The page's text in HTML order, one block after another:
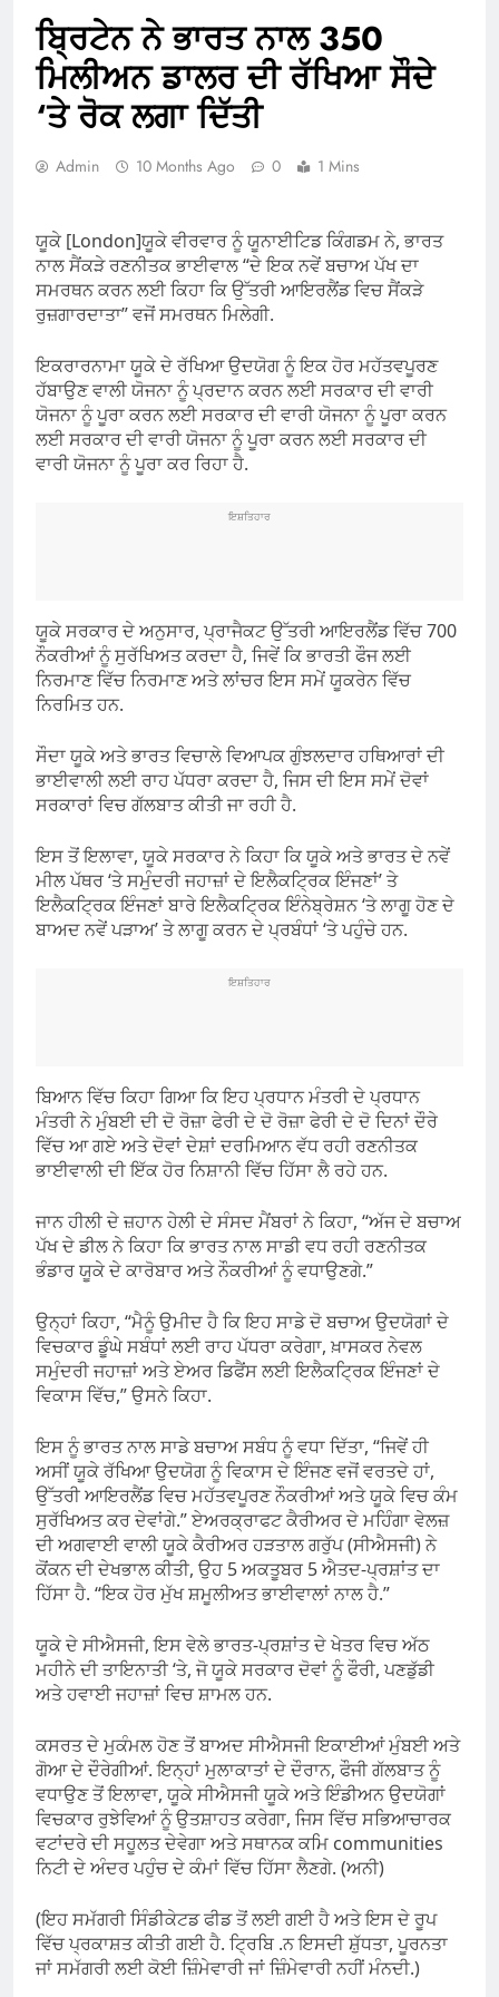
ਬ੍ਰਿਟੇਨ ਨੇ ਭਾਰਤ ਨਾਲ 350
ਮਿਲੀਅਨ ਡਾਲਰ ਦੀ ਰੱਖਿਆ ਸੌਦੇ
‘ਤੇ ਰੋਕ ਲਗਾ ਦਿੱਤੀ
Admin 10 Months Ago 0 1 Mins
ਯੂਕੇ [London]ਯੂਕੇ ਵੀਰਵਾਰ ਨੂੰ ਯੂਨਾਈਟਿਡ ਕਿੰਗਡਮ ਨੇ, ਭਾਰਤ
ਨਾਲ ਸੈਂਕੜੇ ਰਣਨੀਤਕ ਭਾਈਵਾਲ “ਦੇ ਇਕ ਨਵੇਂ ਬਚਾਅ ਪੱਖ ਦਾ
ਸਮਰਥਨ ਕਰਨ ਲਈ ਕਿਹਾ ਕਿ ਉੱਤਰੀ ਆਇਰਲੈਂਡ ਵਿਚ ਸੈਂਕੜੇ
ਰੁਜ਼ਗਾਰਦਾਤਾ” ਵਜੋਂ ਸਮਰਥਨ ਮਿਲੇਗੀ.
ਇਕਰਾਰਨਾਮਾ ਯੂਕੇ ਦੇ ਰੱਖਿਆ ਉਦਯੋਗ ਨੂੰ ਇਕ ਹੋਰ ਮਹੱਤਵਪੂਰਣ
ਹੱਬਾਉਣ ਵਾਲੀ ਯੋਜਨਾ ਨੂੰ ਪ੍ਰਦਾਨ ਕਰਨ ਲਈ ਸਰਕਾਰ ਦੀ ਵਾਰੀ
ਯੋਜਨਾ ਨੂੰ ਪੂਰਾ ਕਰਨ ਲਈ ਸਰਕਾਰ ਦੀ ਵਾਰੀ ਯੋਜਨਾ ਨੂੰ ਪੂਰਾ ਕਰਨ
ਲਈ ਸਰਕਾਰ ਦੀ ਵਾਰੀ ਯੋਜਨਾ ਨੂੰ ਪੂਰਾ ਕਰਨ ਲਈ ਸਰਕਾਰ ਦੀ
ਵਾਰੀ ਯੋਜਨਾ ਨੂੰ ਪੂਰਾ ਕਰ ਰਿਹਾ ਹੈ.
ਇਸ਼ਤਿਹਾਰ
ਯੂਕੇ ਸਰਕਾਰ ਦੇ ਅਨੁਸਾਰ, ਪ੍ਰਾਜੈਕਟ ਉੱਤਰੀ ਆਇਰਲੈਂਡ ਵਿੱਚ 700
ਨੌਕਰੀਆਂ ਨੂੰ ਸੁਰੱਖਿਅਤ ਕਰਦਾ ਹੈ, ਜਿਵੇਂ ਕਿ ਭਾਰਤੀ ਫੌਜ ਲਈ
ਨਿਰਮਾਣ ਵਿੱਚ ਨਿਰਮਾਣ ਅਤੇ ਲਾਂਚਰ ਇਸ ਸਮੇਂ ਯੂਕਰੇਨ ਵਿੱਚ
ਨਿਰਮਿਤ ਹਨ.
ਸੌਦਾ ਯੂਕੇ ਅਤੇ ਭਾਰਤ ਵਿਚਾਲੇ ਵਿਆਪਕ ਗੁੰਝਲਦਾਰ ਹਥਿਆਰਾਂ ਦੀ
ਭਾਈਵਾਲੀ ਲਈ ਰਾਹ ਪੱਧਰਾ ਕਰਦਾ ਹੈ, ਜਿਸ ਦੀ ਇਸ ਸਮੇਂ ਦੋਵਾਂ
ਸਰਕਾਰਾਂ ਵਿਚ ਗੱਲਬਾਤ ਕੀਤੀ ਜਾ ਰਹੀ ਹੈ.
ਇਸ ਤੋਂ ਇਲਾਵਾ, ਯੂਕੇ ਸਰਕਾਰ ਨੇ ਕਿਹਾ ਕਿ ਯੂਕੇ ਅਤੇ ਭਾਰਤ ਦੇ ਨਵੇਂ
ਮੀਲ ਪੱਥਰ ‘ਤੇ ਸਮੁੰਦਰੀ ਜਹਾਜ਼ਾਂ ਦੇ ਇਲੈਕਟ੍ਰਿਕ ਇੰਜਣਾਂ’ ਤੇ
ਇਲੈਕਟ੍ਰਿਕ ਇੰਜਣਾਂ ਬਾਰੇ ਇਲੈਕਟ੍ਰਿਕ ਇੰਨੇਬ੍ਰੇਸ਼ਨ ‘ਤੇ ਲਾਗੂ ਹੋਣ ਦੇ
ਬਾਅਦ ਨਵੇਂ ਪੜਾਅ’ ਤੇ ਲਾਗੂ ਕਰਨ ਦੇ ਪ੍ਰਬੰਧਾਂ ‘ਤੇ ਪਹੁੰਚੇ ਹਨ.
ਇਸ਼ਤਿਹਾਰ
ਬਿਆਨ ਵਿੱਚ ਕਿਹਾ ਗਿਆ ਕਿ ਇਹ ਪ੍ਰਧਾਨ ਮੰਤਰੀ ਦੇ ਪ੍ਰਧਾਨ
ਮੰਤਰੀ ਨੇ ਮੁੰਬਈ ਦੀ ਦੋ ਰੋਜ਼ਾ ਫੇਰੀ ਦੇ ਦੋ ਰੋਜ਼ਾ ਫੇਰੀ ਦੇ ਦੋ ਦਿਨਾਂ ਦੌਰੇ
ਵਿੱਚ ਆ ਗਏ ਅਤੇ ਦੋਵਾਂ ਦੇਸ਼ਾਂ ਦਰਮਿਆਨ ਵੱਧ ਰਹੀ ਰਣਨੀਤਕ
ਭਾਈਵਾਲੀ ਦੀ ਇੱਕ ਹੋਰ ਨਿਸ਼ਾਨੀ ਵਿੱਚ ਹਿੱਸਾ ਲੈ ਰਹੇ ਹਨ.
ਜਾਨ ਹੀਲੀ ਦੇ ਜ਼ਹਾਨ ਹੇਲੀ ਦੇ ਸੰਸਦ ਮੈਂਬਰਾਂ ਨੇ ਕਿਹਾ, “ਅੱਜ ਦੇ ਬਚਾਅ
ਪੱਖ ਦੇ ਡੀਲ ਨੇ ਕਿਹਾ ਕਿ ਭਾਰਤ ਨਾਲ ਸਾਡੀ ਵਧ ਰਹੀ ਰਣਨੀਤਕ
ਭੰਡਾਰ ਯੂਕੇ ਦੇ ਕਾਰੋਬਾਰ ਅਤੇ ਨੌਕਰੀਆਂ ਨੂੰ ਵਧਾਉਣਗੇ.”
ਉਨ੍ਹਾਂ ਕਿਹਾ, “ਮੈਨੂੰ ਉਮੀਦ ਹੈ ਕਿ ਇਹ ਸਾਡੇ ਦੋ ਬਚਾਅ ਉਦਯੋਗਾਂ ਦੇ
ਵਿਚਕਾਰ ਡੂੰਘੇ ਸਬੰਧਾਂ ਲਈ ਰਾਹ ਪੱਧਰਾ ਕਰੇਗਾ, ਖ਼ਾਸਕਰ ਨੇਵਲ
ਸਮੁੰਦਰੀ ਜਹਾਜ਼ਾਂ ਅਤੇ ਏਅਰ ਡਿਫੈਂਸ ਲਈ ਇਲੈਕਟ੍ਰਿਕ ਇੰਜਣਾਂ ਦੇ
ਵਿਕਾਸ ਵਿੱਚ,” ਉਸਨੇ ਕਿਹਾ.
ਇਸ ਨੂੰ ਭਾਰਤ ਨਾਲ ਸਾਡੇ ਬਚਾਅ ਸਬੰਧ ਨੂੰ ਵਧਾ ਦਿੱਤਾ, “ਜਿਵੇਂ ਹੀ
ਅਸੀਂ ਯੂਕੇ ਰੱਖਿਆ ਉਦਯੋਗ ਨੂੰ ਵਿਕਾਸ ਦੇ ਇੰਜਣ ਵਜੋਂ ਵਰਤਦੇ ਹਾਂ,
ਉੱਤਰੀ ਆਇਰਲੈਂਡ ਵਿਚ ਮਹੱਤਵਪੂਰਣ ਨੌਕਰੀਆਂ ਅਤੇ ਯੂਕੇ ਵਿਚ ਕੰਮ
ਸੁਰੱਖਿਅਤ ਕਰ ਦੇਵਾਂਗੇ.” ਏਅਰਕ੍ਰਾਫਟ ਕੈਰੀਅਰ ਦੇ ਮਹਿੰਗਾ ਵੇਲਜ਼
ਦੀ ਅਗਵਾਈ ਵਾਲੀ ਯੂਕੇ ਕੈਰੀਅਰ ਹੜਤਾਲ ਗਰੁੱਪ (ਸੀਐਸਜੀ) ਨੇ
ਕੋਂਕਨ ਦੀ ਦੇਖਭਾਲ ਕੀਤੀ, ਉਹ 5 ਅਕਤੂਬਰ 5 ਐਤਦ-ਪ੍ਰਸ਼ਾਂਤ ਦਾ
ਹਿੱਸਾ ਹੈ. “ਇਕ ਹੋਰ ਮੁੱਖ ਸ਼ਮੂਲੀਅਤ ਭਾਈਵਾਲਾਂ ਨਾਲ ਹੈ.”
ਯੂਕੇ ਦੇ ਸੀਐਸਜੀ, ਇਸ ਵੇਲੇ ਭਾਰਤ-ਪ੍ਰਸ਼ਾਂਤ ਦੇ ਖੇਤਰ ਵਿਚ ਅੱਠ
ਮਹੀਨੇ ਦੀ ਤਾਇਨਾਤੀ ‘ਤੇ, ਜੋ ਯੂਕੇ ਸਰਕਾਰ ਦੋਵਾਂ ਨੂੰ ਫੌਰੀ, ਪਣਡੁੱਡੀ
ਅਤੇ ਹਵਾਈ ਜਹਾਜ਼ਾਂ ਵਿਚ ਸ਼ਾਮਲ ਹਨ.
ਕਸਰਤ ਦੇ ਮੁਕੰਮਲ ਹੋਣ ਤੋਂ ਬਾਅਦ ਸੀਐਸਜੀ ਇਕਾਈਆਂ ਮੁੰਬਈ ਅਤੇ
ਗੋਆ ਦੇ ਦੌਰੇਗੀਆਂ. ਇਨ੍ਹਾਂ ਮੁਲਾਕਾਤਾਂ ਦੇ ਦੌਰਾਨ, ਫੌਜੀ ਗੱਲਬਾਤ ਨੂੰ
ਵਧਾਉਣ ਤੋਂ ਇਲਾਵਾ, ਯੂਕੇ ਸੀਐਸਜੀ ਯੂਕੇ ਅਤੇ ਇੰਡੀਅਨ ਉਦਯੋਗਾਂ
ਵਿਚਕਾਰ ਰੁਝੇਵਿਆਂ ਨੂੰ ਉਤਸ਼ਾਹਤ ਕਰੇਗਾ, ਜਿਸ ਵਿੱਚ ਸਭਿਆਚਾਰਕ
ਵਟਾਂਦਰੇ ਦੀ ਸਹੂਲਤ ਦੇਵੇਗਾ ਅਤੇ ਸਥਾਨਕ ਕਮਿ communities
ਨਿਟੀ ਦੇ ਅੰਦਰ ਪਹੁੰਚ ਦੇ ਕੰਮਾਂ ਵਿੱਚ ਹਿੱਸਾ ਲੈਣਗੇ. (ਅਨੀ)
(ਇਹ ਸਮੱਗਰੀ ਸਿੰਡੀਕੇਟਡ ਫੀਡ ਤੋਂ ਲਈ ਗਈ ਹੈ ਅਤੇ ਇਸ ਦੇ ਰੂਪ
ਵਿੱਚ ਪ੍ਰਕਾਸ਼ਤ ਕੀਤੀ ਗਈ ਹੈ. ਟ੍ਰਿਬਿ .ਨ ਇਸਦੀ ਸ਼ੁੱਧਤਾ, ਪੂਰਨਤਾ
ਜਾਂ ਸਮੱਗਰੀ ਲਈ ਕੋਈ ਜ਼ਿੰਮੇਵਾਰੀ ਜਾਂ ਜ਼ਿੰਮੇਵਾਰੀ ਨਹੀਂ ਮੰਨਦੀ.)